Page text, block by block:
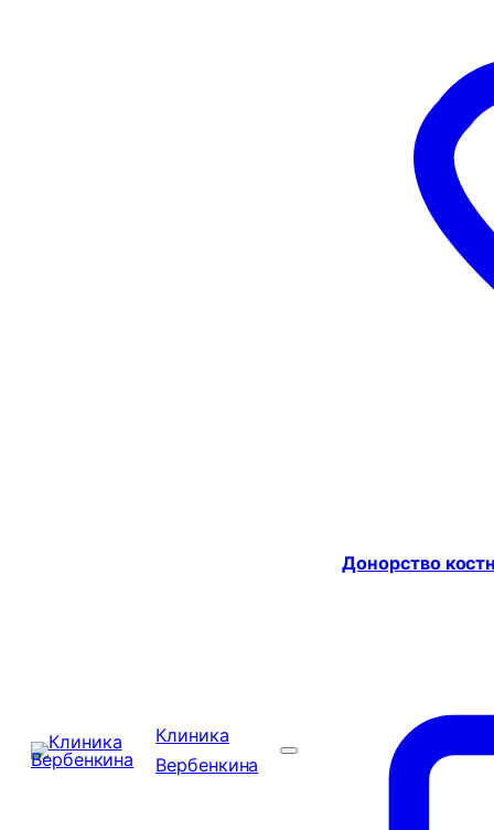
Клиника
Вербенкина
Донорство